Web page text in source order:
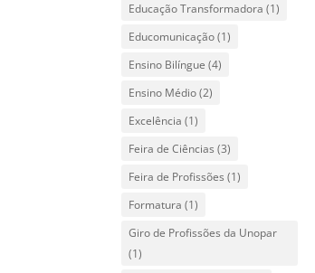
Educação Transformadora (1)
Educomunicação(1)
Ensino Bilíngue (4)
Ensino Médio(2)
Excelência (1)
Feira de Ciências (3)
Feira de Profissões (1)
Formatura (1)
Giro de Profissões da Unopar
(1)